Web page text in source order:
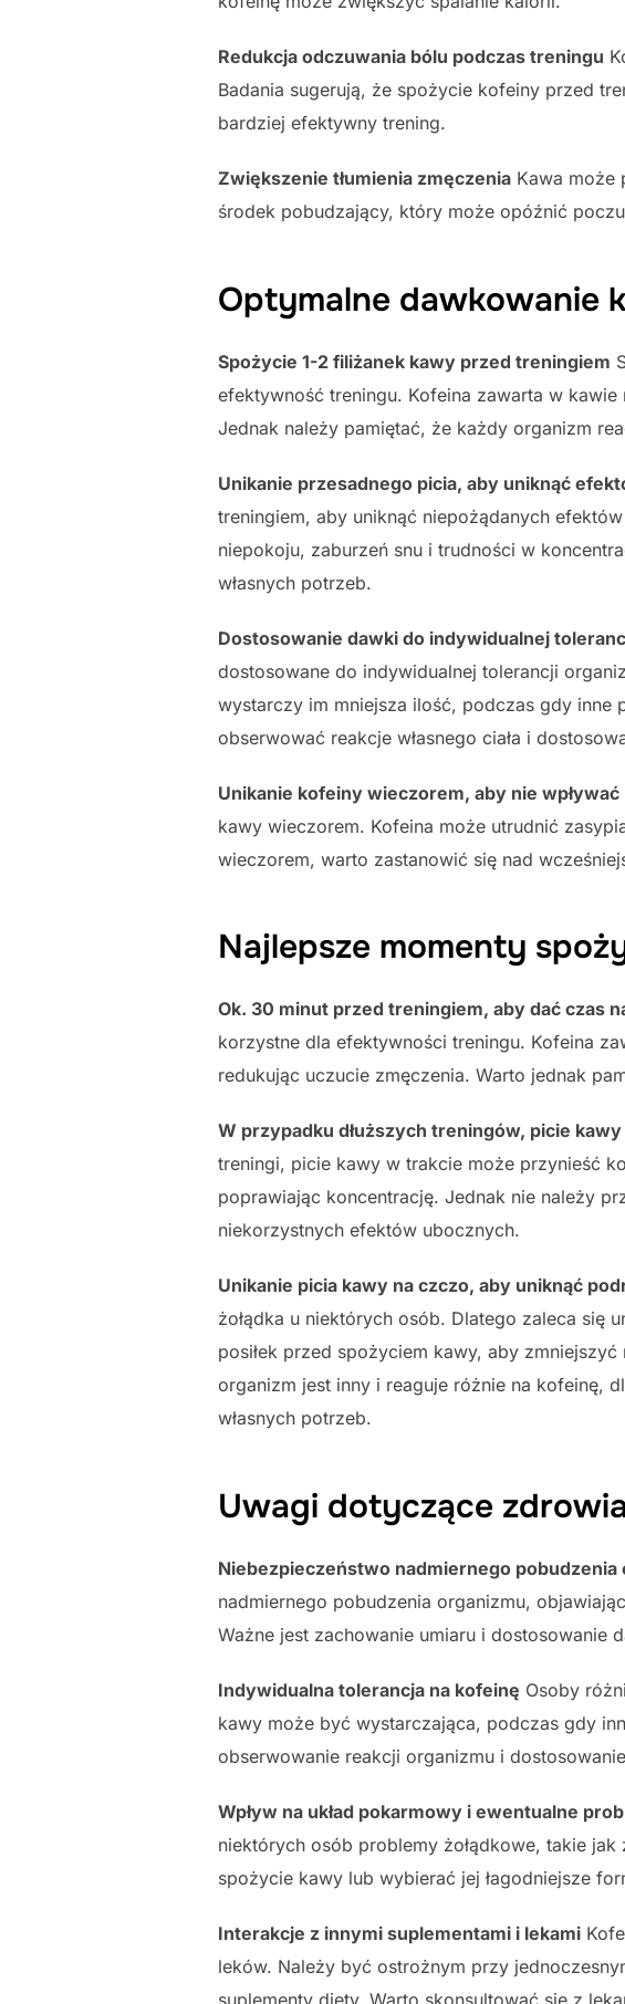
Redukcja odczuwania bólu podczas treningu
Badania sugerują, że spożycie kofeiny przed
bardziej efektywny trening.
Zwiększenie tłumienia zmęczenia Kawa może
środek pobudzający, który może opóźnić
Optymalne dawkowanie
Spożycie 1-2 filiżanek kawy przed treningiem
efektywność treningu. Kofeina zawarta w
Jednak należy pamiętać, że każdy organizm
Unikanie przesadnego picia, aby uniknąć
treningiem, aby uniknąć niepożądanych
niepokoju, zaburzeń snu i trudności w
własnych potrzeb.
Dostosowanie dawki do indywidualnej
dostosowane do indywidualnej tolerancji
wystarczy im mniejsza ilość, podczas gdy
obserwować reakcje własnego ciała i
Unikanie kofeiny wieczorem, aby nie wpływać
kawy wieczorem. Kofeina może utrudnić
wieczorem, warto zastanowić się nad
Najlepsze momenty
Ok. 30 minut przed treningiem, aby dać czas
korzystne dla efektywności treningu. Kofeina
redukując uczucie zmęczenia. Warto jednak
W przypadku dłuższych treningów, picie
treningi, picie kawy w trakcie może przynieść
poprawiając koncentrację. Jednak nie należy
niekorzystnych efektów ubocznych.
Unikanie picia kawy na czczo, aby uniknąć
żołądka u niektórych osób. Dlatego zaleca się
posiłek przed spożyciem kawy, aby
organizm jest inny i reaguje różnie na kofeinę,
własnych potrzeb.
Uwagi dotyczące
Niebezpieczeństwo nadmiernego pobudzenia
nadmiernego pobudzenia organizmu,
Ważne jest zachowanie umiaru i dostosowanie
Indywidualna tolerancja na kofeinę Osoby
kawy może być wystarczająca, podczas gdy
obserwowanie reakcji organizmu i
Wpływ na układ pokarmowy i ewentualne
niektórych osób problemy żołądkowe, takie
spożycie kawy lub wybierać jej łagodniejsze
Interakcje z innymi suplementami i lekami
leków. Należy być ostrożnym przy
suplementy diety. Warto skonsultować się z